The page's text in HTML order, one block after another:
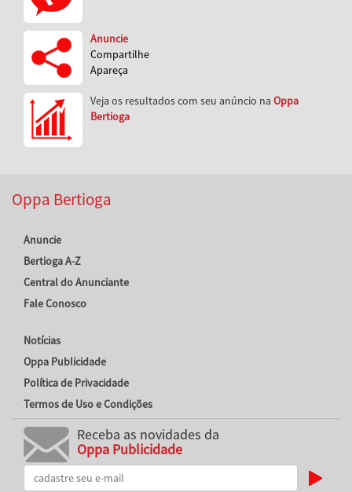
Anuncie
Compartilhe
Apareça
Veja os resultados com seu anúncio na Oppa
Bertioga
Oppa Bertioga
Anuncie
Bertioga A-Z
Central do Anunciante
Fale Conosco
Notícias
Oppa Publicidade
Política de Privacidade
Termos de Uso e Condições
Receba as novidades da
Oppa Publicidade